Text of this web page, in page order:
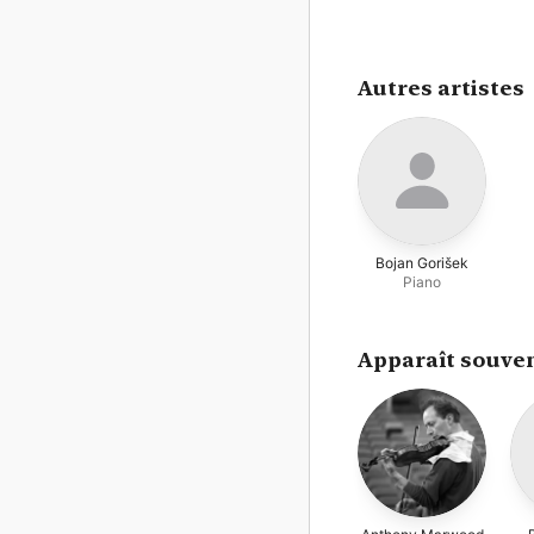
Autres artistes
Bojan Gorišek
Piano
Apparaît